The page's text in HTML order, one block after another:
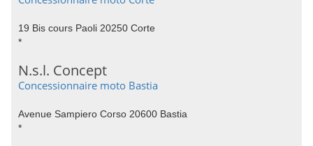
19 Bis cours Paoli 20250 Corte
*
N.s.l. Concept
Concessionnaire moto Bastia
Avenue Sampiero Corso 20600 Bastia
*